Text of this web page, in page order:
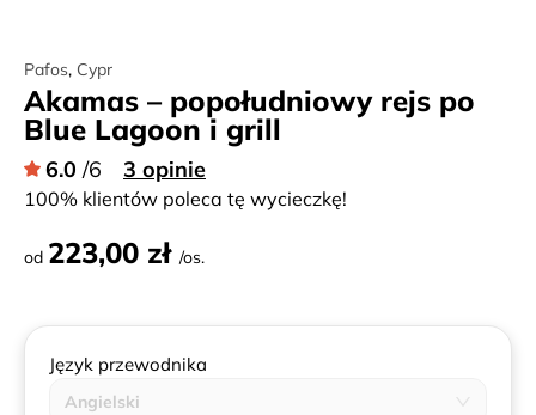
Pafos, Cypr
Akamas – popołudniowy rejs po
Blue Lagoon i grill
6.0 /6 3 opinie
100% klientów poleca tę wycieczkę!
od 223,00 zł /os.
Język przewodnika
Angielski